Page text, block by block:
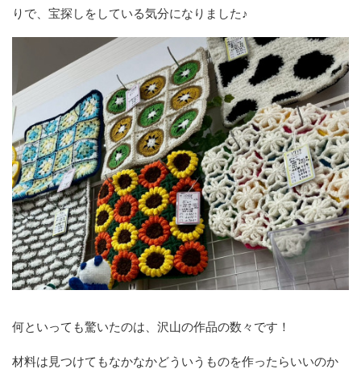
りで、宝探しをしている気分になりました♪
何といっても驚いたのは、沢山の作品の数々です！
材料は見つけてもなかなかどういうものを作ったらいいのか